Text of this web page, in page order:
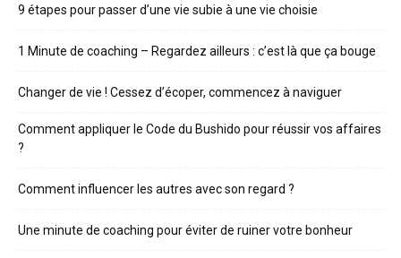
9 étapes pour passer d’une vie subie à une vie choisie
1 Minute de coaching – Regardez ailleurs : c’est là que ça bouge
Changer de vie ! Cessez d’écoper, commencez à naviguer
Comment appliquer le Code du Bushido pour réussir vos affaires
?
Comment influencer les autres avec son regard ?
Une minute de coaching pour éviter de ruiner votre bonheur